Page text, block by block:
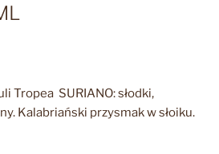
Tropea SURIANO: słodki,
Kalabriański przysmak w słoiku.